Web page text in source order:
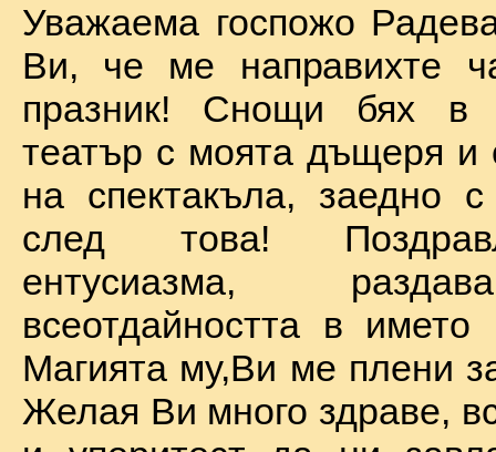
Уважаема госпожо
Ви, че ме направихте
празник! Снощи бях в
театър с моята дъщеря и
на спектакъла, заедно с
след това!
ентусиазма,
всеотдайността в името
Магията му,Ви ме плени
Желая Ви много здраве,